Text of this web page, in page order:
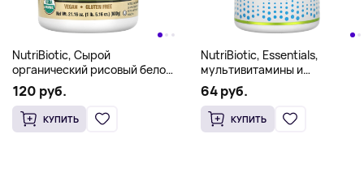
NutriBiotic, Сырой
органический рисовый белок,
600 г
120 руб.
КУПИТЬ
NutriBiotic, Essentials,
мультивитамины и
минералы, 90 капсул
64 руб.
КУПИТЬ